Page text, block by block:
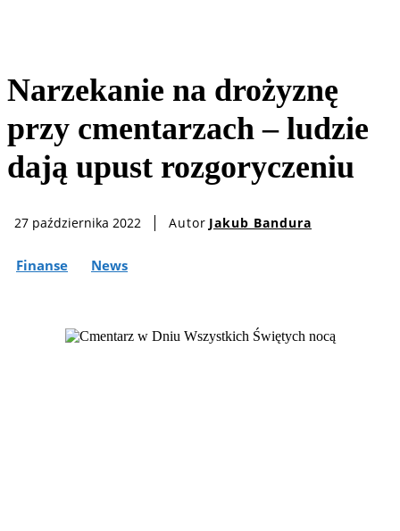
Narzekanie na drożyznę
przy cmentarzach – ludzie
dają upust rozgoryczeniu
27 października 2022 Autor Jakub Bandura
Finanse News